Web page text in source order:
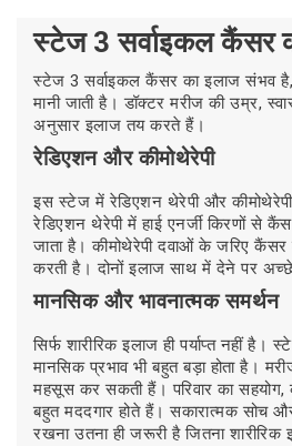
स्टेज 3 सर्वाइकल कैंसर
स्टेज 3 सर्वाइकल कैंसर का इलाज संभव
मानी जाती है। डॉक्टर मरीज की उम्र,
अनुसार इलाज तय करते हैं।
रेडिएशन और कीमोथेरेपी
इस स्टेज में रेडिएशन थेरेपी और कीमोथेरेपी
रेडिएशन थेरेपी में हाई एनर्जी किरणों से
जाता है। कीमोथेरेपी दवाओं के जरिए
करती है। दोनों इलाज साथ में देने पर
मानसिक और भावनात्मक समर्थन
सिर्फ शारीरिक इलाज ही पर्याप्त नहीं
मानसिक प्रभाव भी बहुत बड़ा होता है।
महसूस कर सकती हैं। परिवार का
बहुत मददगार होते हैं। सकारात्मक सोच
रखना उतना ही जरूरी है जितना शारीरिक